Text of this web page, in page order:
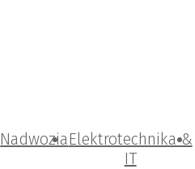
NadwoziaElektrotechnika &
IT